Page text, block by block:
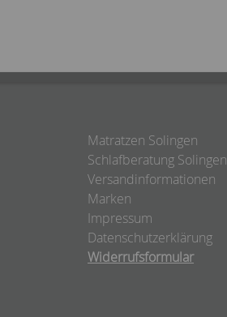
Matratzen Solingen
Schlafberatung Solingen
Versandinformationen
Marken
Impressum
Datenschutzerklärung
Widerrufsformular